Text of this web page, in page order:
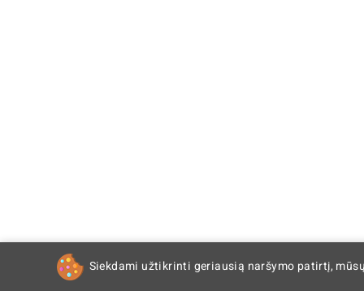
Siekdami užtikrinti geriausią naršymo patirtį,